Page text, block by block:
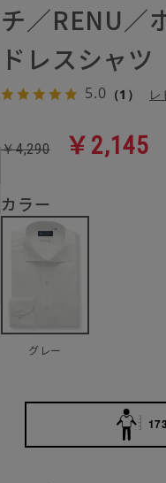
チ／RENU／
ドレスシャツ
5.0 （1）
￥4,290 ￥2,145
カラー
グレー